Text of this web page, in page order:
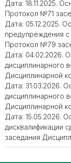
Дата: 18.11.2025.
Протокол №71
Дата: 05.12.2025.
предупреждения
Протокол №79
Дата: 04.02.2026.
дисциплинарного
Дисциплинарной
Дата: 31.03.2026.
дисциплинарного
Дисциплинарной
Дата: 15.05.2026.
дисквалификации
заседания